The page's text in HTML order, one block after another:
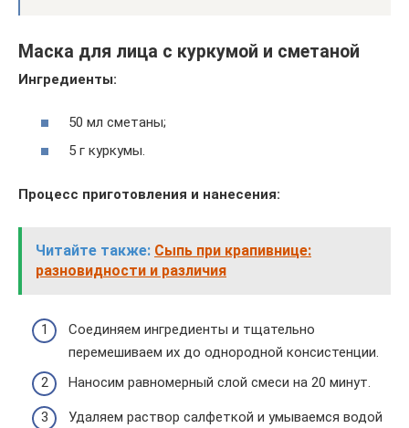
Маска для лица с куркумой и сметаной
Ингредиенты:
50 мл сметаны;
5 г куркумы.
Процесс приготовления и нанесения:
Читайте также: Сыпь при крапивнице:
разновидности и различия
Соединяем ингредиенты и тщательно
перемешиваем их до однородной консистенции.
Наносим равномерный слой смеси на 20 минут.
Удаляем раствор салфеткой и умываемся водой